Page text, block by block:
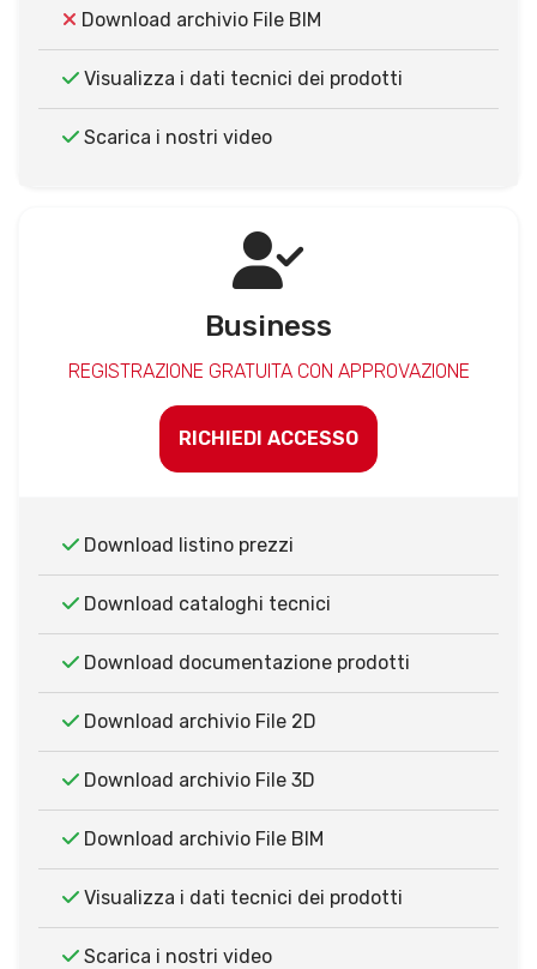
Download archivio File BIM
Visualizza i dati tecnici dei prodotti
Scarica i nostri video
Business
REGISTRAZIONE GRATUITA CON APPROVAZIONE
RICHIEDI ACCESSO
Download listino prezzi
Download cataloghi tecnici
Download documentazione prodotti
Download archivio File 2D
Download archivio File 3D
Download archivio File BIM
Visualizza i dati tecnici dei prodotti
Scarica i nostri video